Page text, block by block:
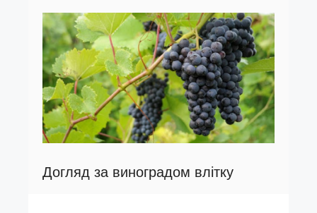
Догляд за виноградом влітку